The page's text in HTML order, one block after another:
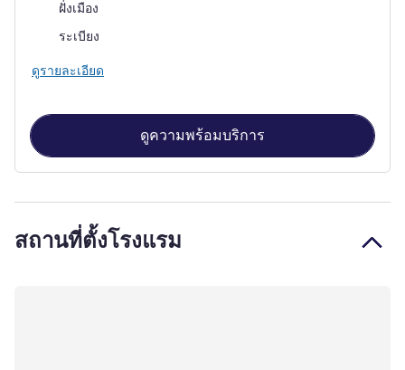
ฝั่งเมือง
โรงแรมที่มีห้องพักมากที่สุด:
ระเบียง
ดูรายละเอียด
ดูความพร้อมบริการ
สถานที่ตั้งโรงแรม